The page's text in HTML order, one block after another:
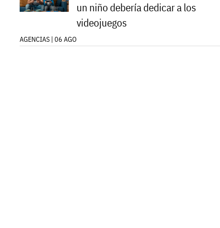
un niño debería dedicar a los
videojuegos
AGENCIAS | 06 AGO